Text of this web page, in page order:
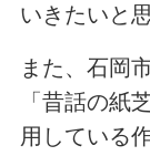
いきたいと
また、石岡
「昔話の紙
用している